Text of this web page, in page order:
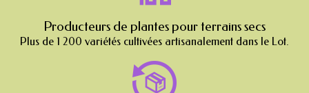
Producteurs de plantes pour terrains secs
Plus de 1 200 variétés cultivées artisanalement dans le Lot.